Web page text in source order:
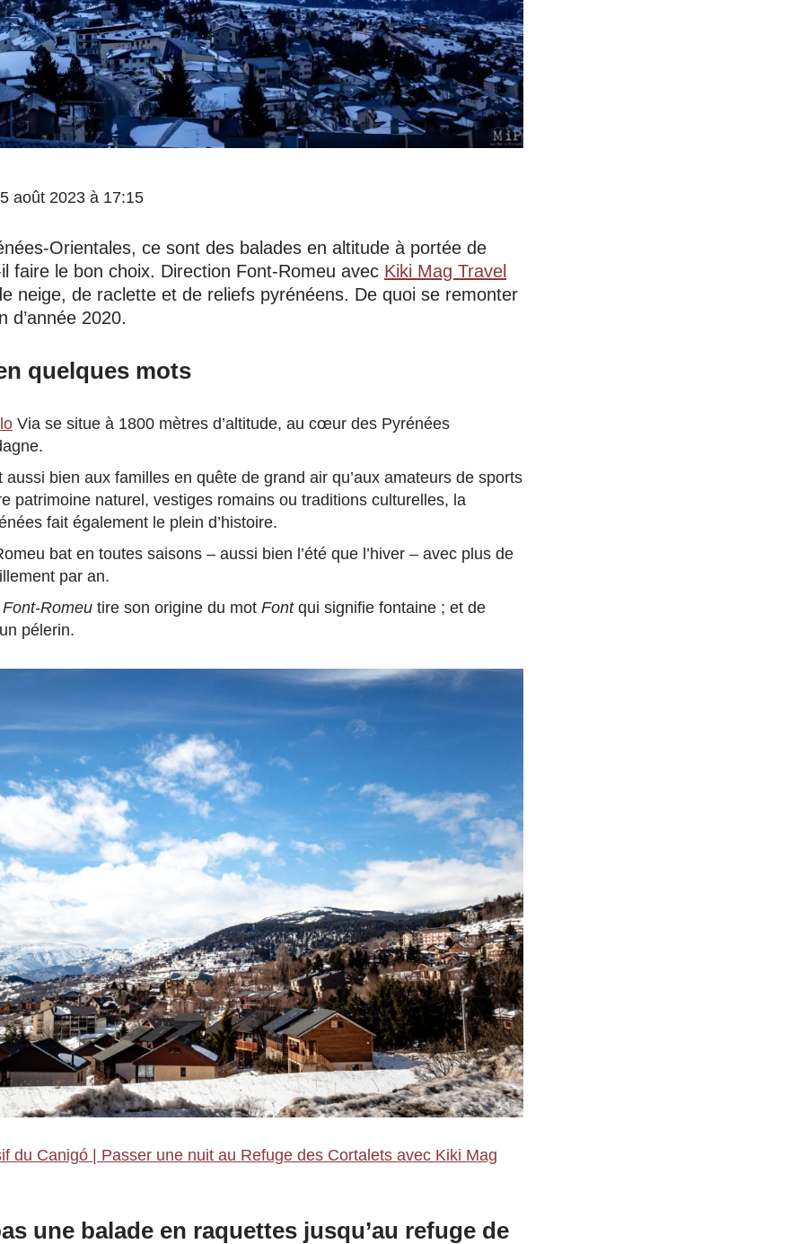
août 2023 à 17:15
Orientales, ce sont des balades en altitude à portée de
faire le bon choix. Direction Font-Romeu avec Kiki Mag Travel
neige, de raclette et de reliefs pyrénéens. De quoi se remonter
d’année 2020.
quelques mots
Via se situe à 1800 mètres d’altitude, au cœur des Pyrénées
aussi bien aux familles en quête de grand air qu’aux amateurs de sports
patrimoine naturel, vestiges romains ou traditions culturelles, la
fait également le plein d’histoire.
bat en toutes saisons – aussi bien l’été que l’hiver – avec plus de
par an.
Font-Romeu tire son origine du mot Fontqui signifie fontaine ; et de
pélerin.
du Canigó | Passer une nuit au Refuge des Cortalets avec Kiki Mag
une balade en raquettes jusqu’au refuge de